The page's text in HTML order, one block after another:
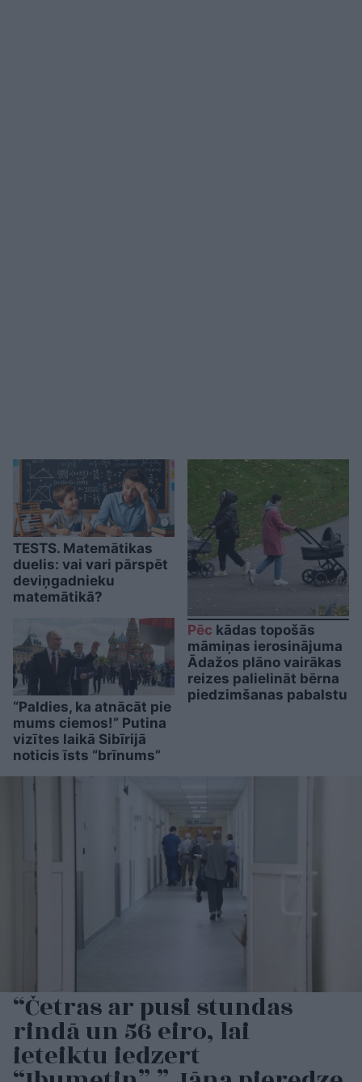
TESTS. Matemātikas
duelis: vai vari pārspēt
deviņgadnieku
matemātikā?
“Paldies, ka atnācāt pie
mums ciemos!” Putina
vizītes laikā Sibīrijā
noticis īsts “brīnums”
Pēc kādas topošās
māmiņas ierosinājuma
Ādažos plāno vairākas
reizes palielināt bērna
piedzimšanas pabalstu
“Četras ar pusi stundas
rindā un 56 eiro, lai
ieteiktu iedzert